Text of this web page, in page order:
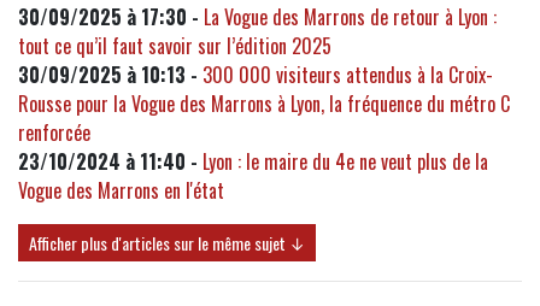
30/09/2025 à 17:30 - La Vogue des Marrons de retour à Lyon :
tout ce qu’il faut savoir sur l’édition 2025
30/09/2025 à 10:13 - 300 000 visiteurs attendus à la Croix-
Rousse pour la Vogue des Marrons à Lyon, la fréquence du métro C
renforcée
23/10/2024 à 11:40 - Lyon : le maire du 4e ne veut plus de la
Vogue des Marrons en l'état
Afficher plus d'articles sur le même sujet ↓